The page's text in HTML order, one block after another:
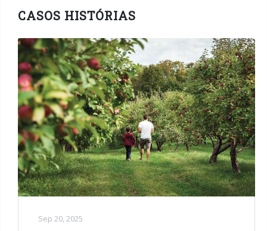
CASOS HISTÓRIAS
Sep 20, 2025